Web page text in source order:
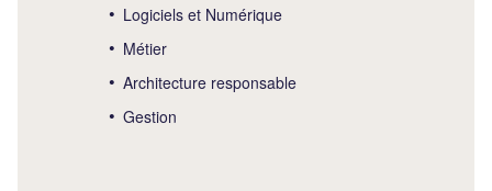
Logiciels et Numérique
Métier
Architecture responsable
Gestion